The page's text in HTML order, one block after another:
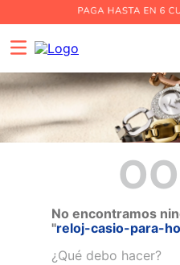
No encontramos
"reloj-casio-para-
¿Qué debo hacer?